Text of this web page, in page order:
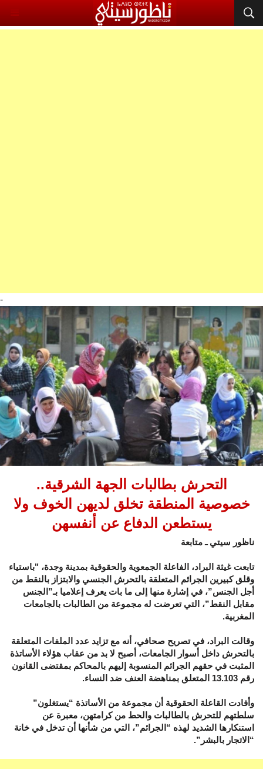
-
التحرش بطالبات الجهة الشرقية..
خصوصية المنطقة تخلق لديهن الخوف ولا
يستطعن الدفاع عن أنفسهن
ناظور سيتي ـ متابعة
تابعت غيثة البراد، الفاعلة الجمعوية والحقوقية بمدينة وجدة، "باستياء
وقلق كبيرين الجرائم المتعلقة بالتحرش الجنسي والابتزاز بالنقط من
أجل الجنس”، في إشارة منها إلى ما بات يعرف إعلاميا بـ”الجنس
مقابل النقط”، التي تعرضت له مجموعة من الطالبات بالجامعات
المغربية.
وقالت البراد، في تصريح صحافي، أنه مع تزايد عدد الملفات المتعلقة
بالتحرش داخل أسوار الجامعات، أصبح لا بد من عقاب هؤلاء الأساتذة
المثبت في حقهم الجرائم المنسوبة إليهم بالمحاكم بمقتضى القانون
رقم 13.103 المتعلق بمناهضة العنف ضد النساء.
وأفادت القاعلة الحقوقية أن مجموعة من الأساتذة “يستغلون”
سلطتهم للتحرش بالطالبات والحط من كرامتهن، معبرة عن
استنكارها الشديد لهذه “الجرائم”، التي من شأنها أن تدخل في خانة
“الاتجار بالبشر”.